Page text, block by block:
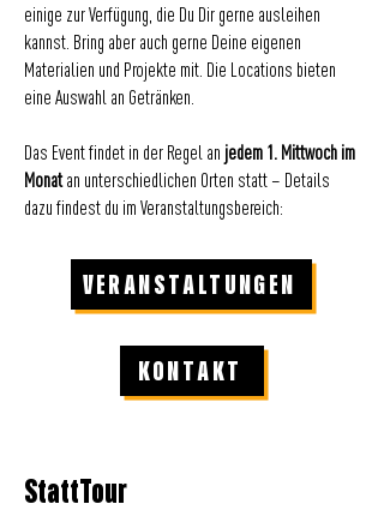
einige zur Verfügung, die Du Dir gerne ausleihen
kannst. Bring aber auch gerne Deine eigenen
Materialien und Projekte mit. Die Locations bieten
eine Auswahl an Getränken.
Das Event findet in der Regel an jedem 1. Mittwoch im
Monatan unterschiedlichen Orten statt – Details
dazu findest du im Veranstaltungsbereich:
VERANSTALTUNGEN
KONTAKT
StattTour